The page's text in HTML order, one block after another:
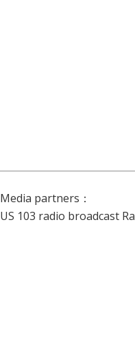
Media partners：
US 103 radio broadcast Ra